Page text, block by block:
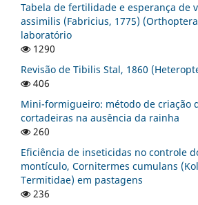
Tabela de fertilidade e esperança de
assimilis (Fabricius, 1775)
laboratório
1290
Revisão de Tibilis Stal, 1860
406
Mini-formigueiro: método de criação
cortadeiras na ausência da rainha
260
Eficiência de inseticidas no controle
montículo, Cornitermes cumulans
Termitidae) em pastagens
236